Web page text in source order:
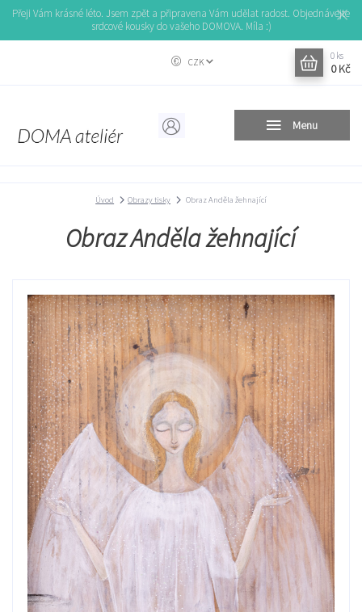
Přeji Vám krásné léto. Jsem zpět a připravena Vám udělat radost. Objednávejte
srdcové kousky do vašeho DOMOVA. Míla :)
Menu
CZK
0 ks
0 Kč
Úvod Obrazy tisky Obraz Anděla žehnající
Obraz Anděla žehnající